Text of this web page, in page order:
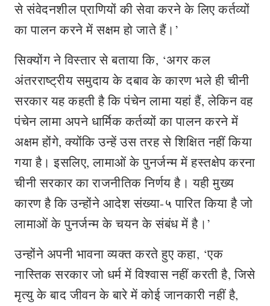
से संवेदनशील प्राणियों की सेवा करने के लिए कर्तव्यों
का पालन करने में सक्षम हो जाते हैं।’
सिक्योंग ने विस्तार से बताया कि, ‘अगर कल
अंतरराष्ट्रीय समुदाय के दबाव के कारण भले ही चीनी
सरकार यह कहती है कि पंचेन लामा यहां हैं, लेकिन वह
पंचेन लामा अपने धार्मिक कर्तव्यों का पालन करने में
अक्षम होंगे, क्योंकि उन्हें उस तरह से शिक्षित नहीं किया
गया है। इसलिए, लामाओं के पुनर्जन्म में हस्तक्षेप करना
चीनी सरकार का राजनीतिक निर्णय है। यही मुख्य
कारण है कि उन्होंने आदेश संख्या-५ पारित किया है जो
लामाओं के पुनर्जन्म के चयन के संबंध में है।’
उन्होंने अपनी भावना व्यक्त करते हुए कहा, ‘एक
नास्तिक सरकार जो धर्म में विश्वास नहीं करती है, जिसे
मृत्यु के बाद जीवन के बारे में कोई जानकारी नहीं है,